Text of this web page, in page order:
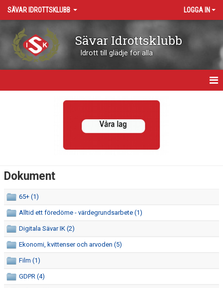
SÄVAR IDROTTSKLUBB LOGGA IN
Sävar Idrottsklubb
Idrott till glädje för alla
BOKNING RESURSER
DOKUMENT
SÄVARCAMP
Dokument
65+ (1)
Alltid ett föredöme - värdegrundsarbete (1)
Digitala Sävar IK (2)
Ekonomi, kvittenser och arvoden (5)
Film (1)
GDPR (4)